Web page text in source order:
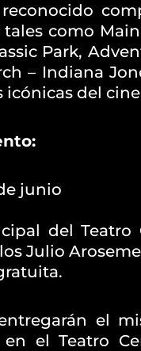
como
Park,
– Indiana
icónicas del
junio
del
Julio
el
en el Teatro